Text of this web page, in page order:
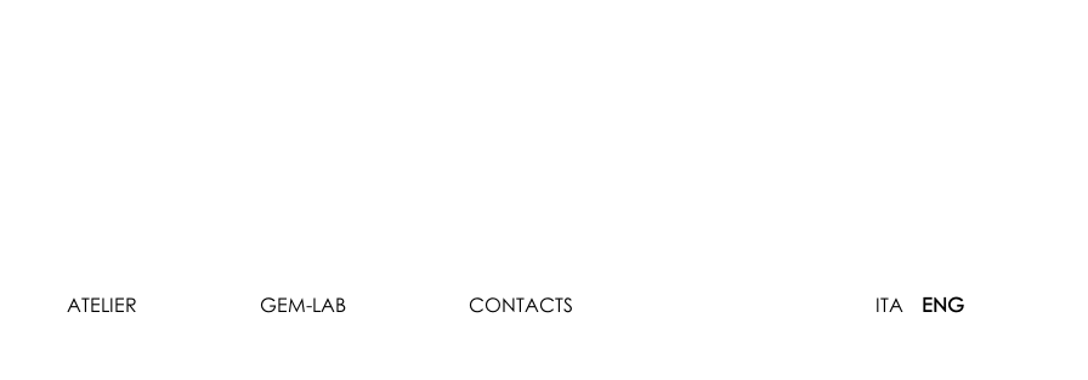
ATELIER GEM-LAB CONTACTS ITA ENG